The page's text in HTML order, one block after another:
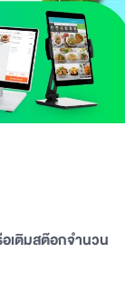
เติมสต๊อกจำนวน